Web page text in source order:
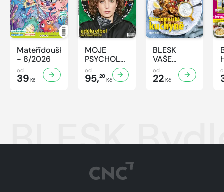
Mateřídouška
- 8/2026
od
39 Kč
MOJE
PSYCHOLOGIE
- 8/2026
od
95,20
Kč
BLESK
VAŠE
RECEPTY -
8/2026
od
22 Kč
BLESK